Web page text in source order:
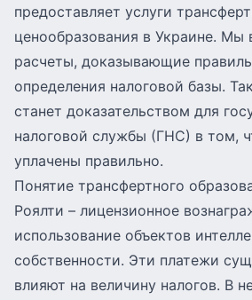
предоставляет услуги
ценообразования в Украине. Мы
расчеты, доказывающие
определения налоговой базы.
станет доказательством для
налоговой службы (ГНС) в том,
уплачены правильно.
Понятие трансфертного
Роялти – лицензионное
использование объектов
собственности. Эти платежи
влияют на величину налогов. В